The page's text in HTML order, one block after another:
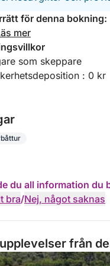
för denna bokning:
mer
som skeppare
: 0 kr
du all information du
bra/Nej, något saknas
från